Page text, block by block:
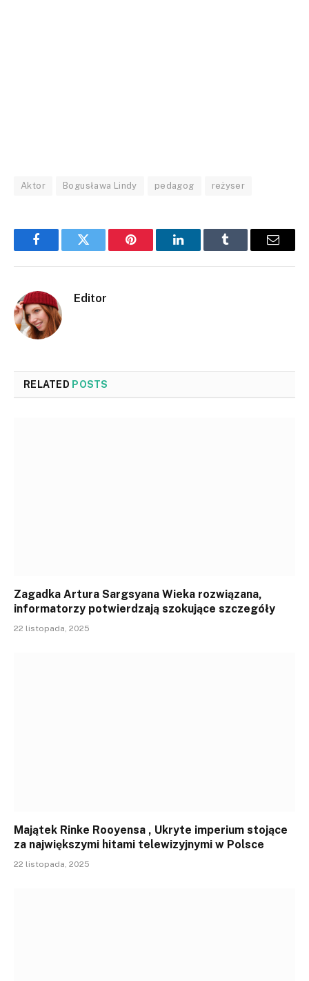
Aktor Bogusława Lindy pedagog reżyser
FacebookTwitter Pinterest LinkedInTumblr Email
Editor
RELATED POSTS
Zagadka Artura Sargsyana Wieka rozwiązana,
informatorzy potwierdzają szokujące szczegóły
22 listopada, 2025
Majątek Rinke Rooyensa , Ukryte imperium stojące
za największymi hitami telewizyjnymi w Polsce
22 listopada, 2025